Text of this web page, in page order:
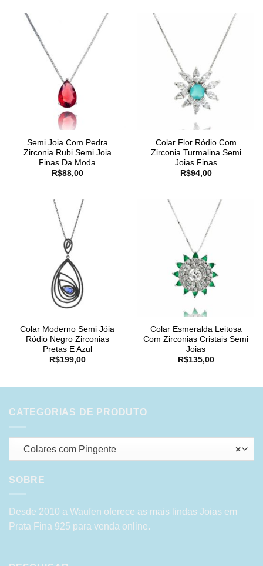
Semi Joia Com Pedra
Zirconia Rubi Semi Joia
Finas Da Moda
R$88,00
Colar Flor Ródio Com
Zirconia Turmalina Semi
Joias Finas
R$94,00
Colar Moderno Semi Jóia
Ródio Negro Zirconias
Pretas E Azul
R$199,00
Colar Esmeralda Leitosa
Com Zirconias Cristais Semi
Joias
R$135,00
CATEGORIAS DE PRODUTO
×
Colares com Pingente
SOBRE
Desde 2010 a Waufen oferece as mais lindas Joias em
Prata Fina 925 para venda online.